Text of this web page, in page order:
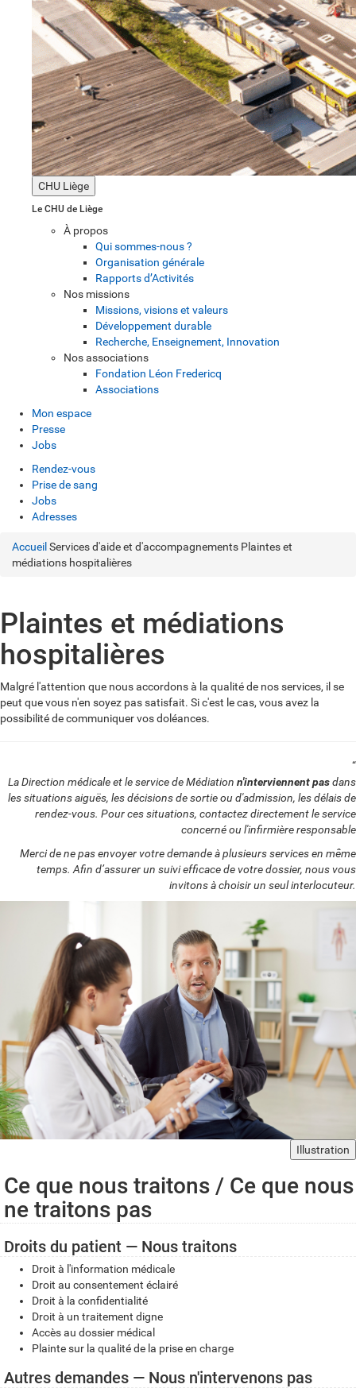
CHU Liège
Le CHU de Liège
À propos
Qui sommes-nous ?
Organisation générale
Rapports d’Activités
Nos missions
Missions, visions et valeurs
Développement durable
Recherche, Enseignement, Innovation
Nos associations
Fondation Léon Fredericq
Associations
Mon espace
Presse
Jobs
Rendez-vous
Prise de sang
Jobs
Adresses
Accueil Services d'aide et d'accompagnements Plaintes et
médiations hospitalières
Plaintes et médiations
hospitalières
Malgré l'attention que nous accordons à la qualité de nos services, il se
peut que vous n'en soyez pas satisfait. Si c'est le cas, vous avez la
possibilité de communiquer vos doléances.
“
La Direction médicale et le service de Médiation n'interviennent pasdans
les situations aiguës, les décisions de sortie ou d'admission, les délais de
rendez-vous. Pour ces situations, contactez directement le service
concerné ou l'infirmière responsable
Merci de ne pas envoyer votre demande à plusieurs services en même
temps. Afin d’assurer un suivi efficace de votre dossier, nous vous
invitons à choisir un seul interlocuteur.
Illustration
Ce que nous traitons / Ce que nous
ne traitons pas
Droits du patient — Nous traitons
Droit à l'information médicale
Droit au consentement éclairé
Droit à la confidentialité
Droit à un traitement digne
Accès au dossier médical
Plainte sur la qualité de la prise en charge
Autres demandes — Nous n'intervenons pas